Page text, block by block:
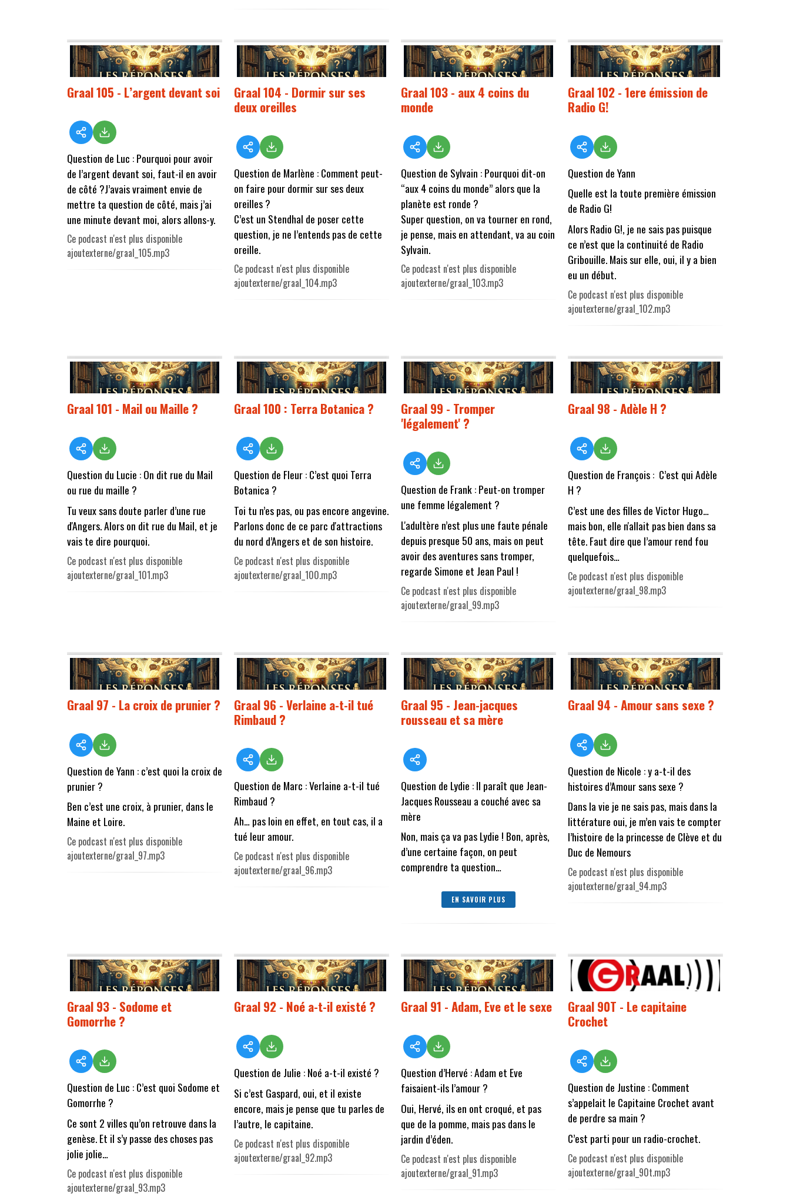
Graal 105 - L’argent devant soi
Question de Luc : Pourquoi pour avoir
de l’argent devant soi, faut-il en avoir
de côté ?J’avais vraiment envie de
mettre ta question de côté, mais j’ai
une minute devant moi, alors allons-y.
Ce podcast n'est plus disponible
ajoutexterne/graal_105.mp3
Graal 104 - Dormir sur ses
deux oreilles
Question de Marlène : Comment peut-
on faire pour dormir sur ses deux
oreilles ?
C’est un Stendhal de poser cette
question, je ne l’entends pas de cette
oreille.
Ce podcast n'est plus disponible
ajoutexterne/graal_104.mp3
Graal 103 - aux 4 coins du
monde
Question de Sylvain : Pourquoi dit-on
“aux 4 coins du monde” alors que la
planète est ronde ?
Super question, on va tourner en rond,
je pense, mais en attendant, va au coin
Sylvain.
Ce podcast n'est plus disponible
ajoutexterne/graal_103.mp3
Graal 102 - 1ere émission de
Radio G!
Question de Yann
Quelle est la toute première émission
de Radio G!
Alors Radio G!, je ne sais pas puisque
ce n’est que la continuité de Radio
Gribouille. Mais sur elle, oui, il y a bien
eu un début.
Ce podcast n'est plus disponible
ajoutexterne/graal_102.mp3
Graal 101 - Mail ou Maille ?
Question du Lucie : On dit rue du Mail
ou rue du maille ?
Tu veux sans doute parler d’une rue
d'Angers. Alors on dit rue du Mail, et je
vais te dire pourquoi.
Ce podcast n'est plus disponible
ajoutexterne/graal_101.mp3
Graal 100 : Terra Botanica ?
Question de Fleur : C’est quoi Terra
Botanica ?
Toi tu n’es pas, ou pas encore angevine.
Parlons donc de ce parc d'attractions
du nord d’Angers et de son histoire.
Ce podcast n'est plus disponible
ajoutexterne/graal_100.mp3
Graal 99 - Tromper
'légalement' ?
Question de Frank : Peut-on tromper
une femme légalement ?
L'adultère n’est plus une faute pénale
depuis presque 50 ans, mais on peut
avoir des aventures sans tromper,
regarde Simone et Jean Paul !
Ce podcast n'est plus disponible
ajoutexterne/graal_99.mp3
Graal 98 - Adèle H ?
Question de François : C’est qui Adèle
H ?
C’est une des filles de Victor Hugo…
mais bon, elle n'allait pas bien dans sa
tête. Faut dire que l’amour rend fou
quelquefois…
Ce podcast n'est plus disponible
ajoutexterne/graal_98.mp3
Graal 97 - La croix de prunier ?
Question de Yann :c’est quoi la croix de
prunier ?
Ben c’est une croix, à prunier, dans le
Maine et Loire.
Ce podcast n'est plus disponible
ajoutexterne/graal_97.mp3
Graal 96 - Verlaine a-t-il tué
Rimbaud ?
Question de Marc : Verlaine a-t-il tué
Rimbaud ?
Ah… pas loin en effet, en tout cas, il a
tué leur amour.
Ce podcast n'est plus disponible
ajoutexterne/graal_96.mp3
Graal 95 - Jean-jacques
rousseau et sa mère
Question de Lydie : Il paraît que Jean-
Jacques Rousseau a couché avec sa
mère
Non, mais ça va pas Lydie ! Bon, après,
d’une certaine façon, on peut
comprendre ta question…
EN SAVOIR PLUS
Graal 94 - Amour sans sexe ?
Question de Nicole : y a-t-il des
histoires d’Amour sans sexe ?
Dans la vie je ne sais pas, mais dans la
littérature oui, je m’en vais te compter
l’histoire de la princesse de Clève et du
Duc de Nemours
Ce podcast n'est plus disponible
ajoutexterne/graal_94.mp3
Graal 93 - Sodome et
Gomorrhe ?
Question de Luc : C’est quoi Sodome et
Gomorrhe ?
Ce sont 2 villes qu’on retrouve dans la
genèse. Et il s’y passe des choses pas
jolie jolie…
Ce podcast n'est plus disponible
ajoutexterne/graal_93.mp3
Graal 92 - Noé a-t-il existé ?
Question de Julie : Noé a-t-il existé ?
Si c’est Gaspard, oui, et il existe
encore, mais je pense que tu parles de
l’autre, le capitaine.
Ce podcast n'est plus disponible
ajoutexterne/graal_92.mp3
Graal 91 - Adam, Eve et le sexe
Question d’Hervé : Adam et Eve
faisaient-ils l’amour ?
Oui, Hervé, ils en ont croqué, et pas
que de la pomme, mais pas dans le
jardin d’éden.
Ce podcast n'est plus disponible
ajoutexterne/graal_91.mp3
Graal 90T - Le capitaine
Crochet
Question de Justine : Comment
s’appelait le Capitaine Crochet avant
de perdre sa main ?
C’est parti pour un radio-crochet.
Ce podcast n'est plus disponible
ajoutexterne/graal_90t.mp3